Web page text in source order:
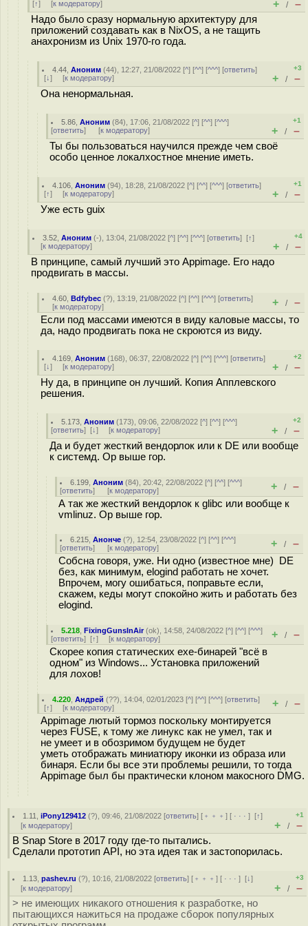
[↑] [к модератору] + / –
Надо было сразу нормальную архитектуру для
приложений создавать как в NixOS, а не тащить
анахронизм из Unix 1970-го года.
4.44 ,Аноним (44), 12:27, 21/08/2022 [^] [^^] [^^^] [ответить]
[↓] [к модератору]
+3
+ / –
Она ненормальная.
5.86 ,Аноним (84), 17:06, 21/08/2022 [^] [^^] [^^^]
[ответить] [к модератору]
+1
+ / –
Ты бы пользоваться научился прежде чем своё
особо ценное локалхостное мнение иметь.
4.106 ,Аноним (94), 18:28, 21/08/2022 [^] [^^] [^^^] [ответить]
[↑] [к модератору]
+1
+ / –
Уже есть guix
3.52 ,Аноним (-), 13:04, 21/08/2022 [^] [^^] [^^^] [ответить][↑]
[к модератору]
+4
+ / –
В принципе, самый лучший это Appimage. Его надо
продвигать в массы.
4.60 ,Bdfybec (?), 13:19, 21/08/2022 [^] [^^] [^^^] [ответить]
[к модератору] + / –
Если под массами имеются в виду каловые массы, то
да, надо продвигать пока не скроются из виду.
4.169 ,Аноним (168), 06:37, 22/08/2022 [^] [^^] [^^^] [ответить]
[↓] [к модератору]
+2
+ / –
Ну да, в принципе он лучший. Копия Апплевского
решения.
5.173 ,Аноним (173), 09:06, 22/08/2022 [^] [^^] [^^^]
[ответить] [↓] [к модератору]
+2
+ / –
Да и будет жесткий вендорлок или к DE или вообще
к системд. Ор выше гор.
6.199 ,Аноним (84), 20:42, 22/08/2022 [^] [^^] [^^^]
[ответить] [к модератору] + / –
А так же жесткий вендорлок к glibc или вообще к
vmlinuz. Ор выше гор.
6.215 ,Анонче (?), 12:54, 23/08/2022 [^] [^^] [^^^]
[ответить] [к модератору] + / –
Собсна говоря, уже. Ни одно (известное мне) DE
без, как минимум, elogind работать не хочет.
Впрочем, могу ошибаться, поправьте если,
скажем, кеды могут спокойно жить и работать без
elogind.
5.218 ,FixingGunsInAir(ok), 14:58, 24/08/2022 [^] [^^] [^^^]
[ответить] [↑] [к модератору] + / –
Скорее копия статических exe-бинарей "всё в
одном" из Windows... Установка приложений
для лохов!
4.220 ,Андрей (??), 14:04, 02/01/2023 [^] [^^] [^^^] [ответить]
[↑] [к модератору] + / –
Appimage лютый тормоз поскольку монтируется
через FUSE, к тому же линукс как не умел, так и
не умеет и в обозримом будущем не будет
уметь отображать миниатюру иконки из образа или
бинаря. Если бы все эти проблемы решили, то тогда
Appimage был бы практически клоном макосного DMG.
1.11 ,iPony129412 (?), 09:46, 21/08/2022 [ответить] [ ﹢﹢﹢] [ · · ·][↑]
[к модератору]
+1
+ / –
В Snap Store в 2017 году где-то пытались.
Сделали прототип API, но эта идея так и застопорилась.
1.13 ,pashev.ru (?), 10:16, 21/08/2022 [ответить] [ ﹢﹢﹢] [ · · ·][↓]
[к модератору]
+3
+ / –
> не имеющих никакого отношения к разработке, но
пытающихся нажиться на продаже сборок популярных